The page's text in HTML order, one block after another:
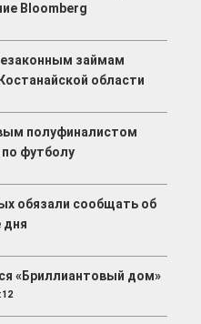
Bloomberg
займам
области
полуфиналистом
по футболу
обязали сообщать об
дня
«Бриллиантовый дом»